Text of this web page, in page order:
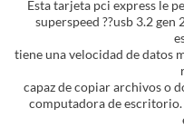
Esta tarjeta pci express le
superspeed ??usb 3.2
tiene una velocidad de datos
capaz de copiar archivos o
computadora de